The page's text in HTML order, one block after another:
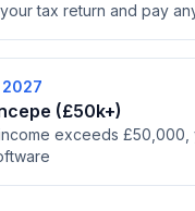
tax return and pay
(£50k+)
exceeds £50,000,